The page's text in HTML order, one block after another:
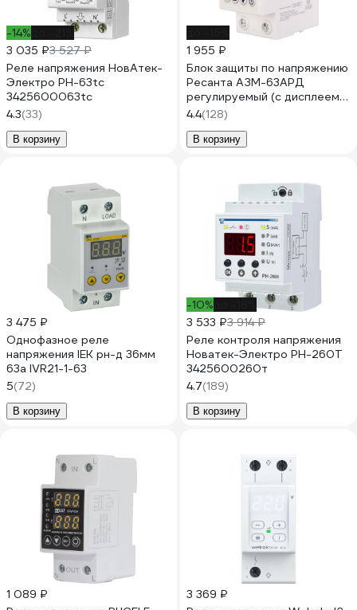
-14%
3 035 ₽3 527 ₽
Реле напряжения НовАтек-
Электро РН-63tc
3425600063tc
4.3(33)
В корзину
1 955 ₽
Блок защиты по напряжению
Ресанта АЗМ-63АРД
регулируемый (с дисплеем)
61/22/31
4.4(128)
В корзину
3 475 ₽
Однофазное реле
напряжения IEK рн-д 36мм
63а IVR21-1-63
5(72)
В корзину
-10%
3 533 ₽3 914 ₽
Реле контроля напряжения
Новатек-Электро РН-260Т
3425600260т
4.7(189)
В корзину
1 089 ₽
3 369 ₽